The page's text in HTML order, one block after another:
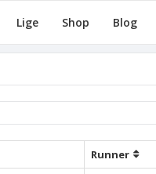
Lige Shop Blog
Runner